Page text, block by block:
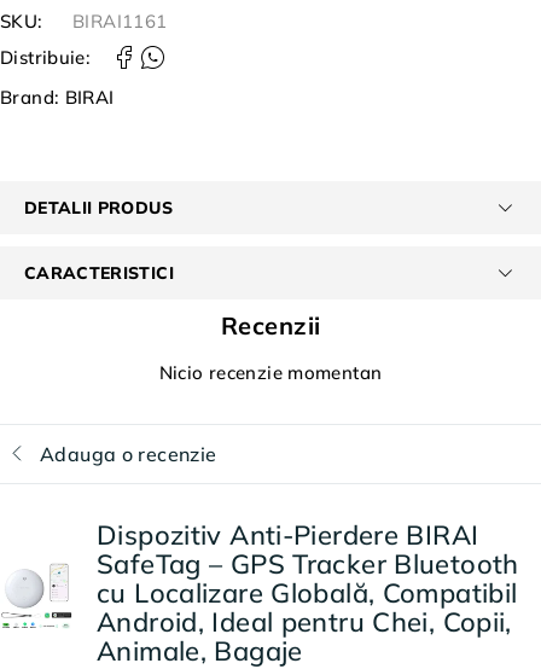
SKU:
BIRAI1161
Distribuie:
Brand: BIRAI
DETALII PRODUS
CARACTERISTICI
Recenzii
Nicio recenzie momentan
Adauga o recenzie
Dispozitiv Anti-Pierdere BIRAI
SafeTag – GPS Tracker Bluetooth
cu Localizare Globală, Compatibil
Android, Ideal pentru Chei, Copii,
Animale, Bagaje